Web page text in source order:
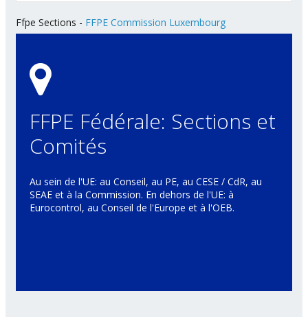
Ffpe Sections - FFPE Commission Luxembourg
FFPE Fédérale: Sections et
Comités
Au sein de l'UE: au Conseil, au PE, au CESE / CdR, au
SEAE et à la Commission. En dehors de l'UE: à
Eurocontrol, au Conseil de l'Europe et à l'OEB.